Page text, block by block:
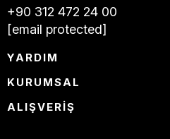
+90 312 472 24 00
[email protected]
YARDIM
KURUMSAL
ALIŞVERİŞ